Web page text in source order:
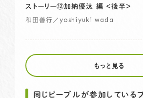
ストーリー⑫加納優汰 編 ＜後半＞
和田善行 ／yoshiyuki wada
もっと見る
同じピープルが参加している